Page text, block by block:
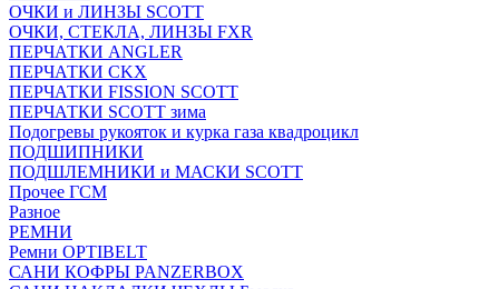
ОЧКИ и ЛИНЗЫ SCOTT
ОЧКИ, СТЕКЛА, ЛИНЗЫ FXR
ПЕРЧАТКИ ANGLER
ПЕРЧАТКИ CKX
ПЕРЧАТКИ FISSION SCOTT
ПЕРЧАТКИ SCOTT зима
Подогревы рукояток и курка газа квадроцикл
ПОДШИПНИКИ
ПОДШЛЕМНИКИ и МАСКИ SCOTT
Прочее ГСМ
Разное
РЕМНИ
Ремни OPTIBELT
САНИ КОФРЫ PANZERBOX